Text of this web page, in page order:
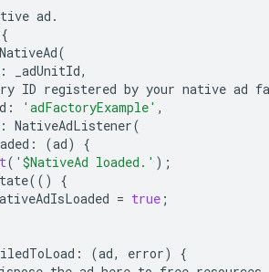
ad .
{
NativeAd(
: _adUnitId,
ID registered by your native ad
: 'adFactoryExample' ,
: NativeAdListener(
: (ad)
{
( '$NativeAd loaded.' );
(()
{
= true ;
: (ad, error)
{